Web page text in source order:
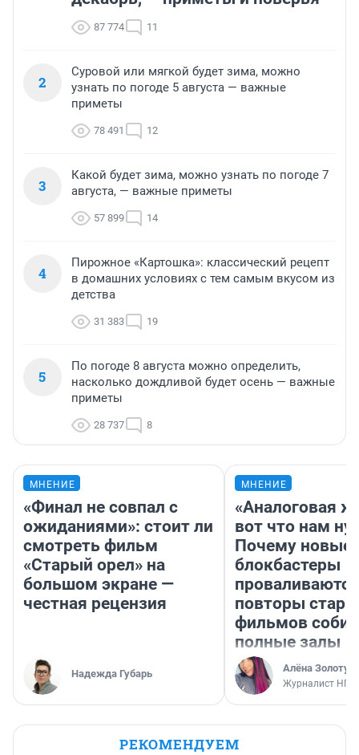
87 774 11
2
Суровой или мягкой будет зима, можно
узнать по погоде 5 августа — важные
приметы
78 491 12
3
Какой будет зима, можно узнать по погоде 7
августа, — важные приметы
57 899 14
4
Пирожное «Картошка»: классический рецепт
в домашних условиях с тем самым вкусом из
детства
31 383 19
5
По погоде 8 августа можно определить,
насколько дождливой будет осень — важные
приметы
28 737 8
МНЕНИЕ
«Финал не совпал с
ожиданиями»: стоит ли
смотреть фильм
«Старый орел» на
большом экране —
честная рецензия
Надежда Губарь
МНЕНИЕ
«Аналоговая
вот что нам
Почему новые
блокбастеры
повторы
фильмов
полные залы
Алёна
Журналист НГС
РЕКОМЕНДУЕМ